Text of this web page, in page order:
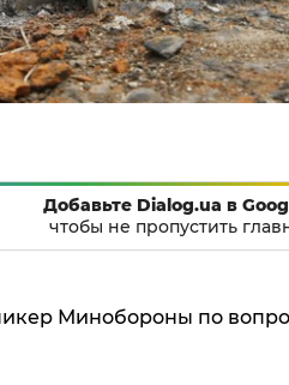
Добавьте Dialog.ua в
чтобы не пропустить
Минобороны по